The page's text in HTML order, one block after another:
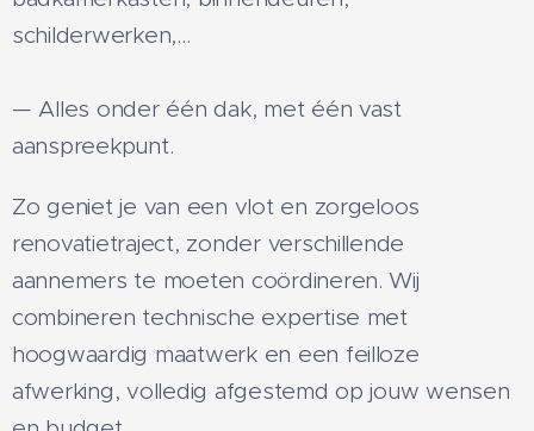
schilderwerken,...
— Alles onder één dak, met één vast
aanspreekpunt.
Zo geniet je van een vlot en zorgeloos
renovatietraject, zonder verschillende
aannemers te moeten coördineren. Wij
combineren technische expertise met
hoogwaardig maatwerk en een feilloze
afwerking, volledig afgestemd op jouw wensen